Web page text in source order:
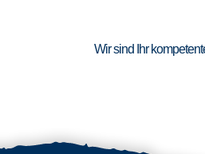
Wir sind Ihr